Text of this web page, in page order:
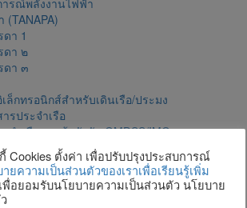
ารณ์พลังงานไฟฟ้า
(TANAPA)
ดา 1
ดา ๒
ดา ๓
เล็กทรอนิกส์สำหรับเดินเรือ/ประมง
รประจำเรือ
จำเรือตามข้อบังคับ GMDSS/IMO
มปลอดภัยประจำเรือ / เสื้อชูชีพ
จำเรือ
ละเครื่องจักรช่วย
Drilling Monitor for Construction
Cookies ตั้งค่า เพื่อปรับปรุงประสบการณ์
ยความเป็นส่วนตัวของเราเพื่อเรียนรู้เพิ่ม
อยอมรับนโยบายความเป็นส่วนตัว นโยบาย